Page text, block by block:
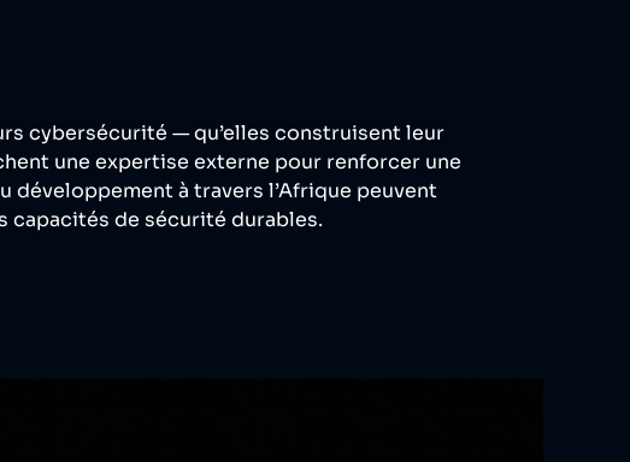
cybersécurité — qu’elles construisent leur
une expertise externe pour renforcer une
à travers l’Afrique peuvent
capacités de sécurité durables.